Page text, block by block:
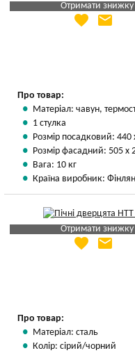
Отримати знижку
Яка Ваша ціна
favorite email
Про товар:
Матеріал: чавун,
1 стулка
Розмір посадковий:
Розмір фасадний: 505 х
Вага: 10 кг
Країна виробник:
Отримати знижку
Яка Ваша ціна
favorite email
Про товар:
Матеріал: сталь
Колір: сірий/чорний